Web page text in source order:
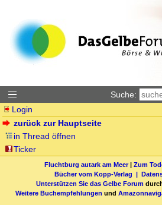
Suche:
Login
zurück zur Hauptseite
in Thread öffnen
Ticker
Fluchtburg autark am Meer| Zum
Bücher vom Kopp-Verlag |
Unterstützen Sie das Gelbe Forum
Weitere Buchempfehlungen und